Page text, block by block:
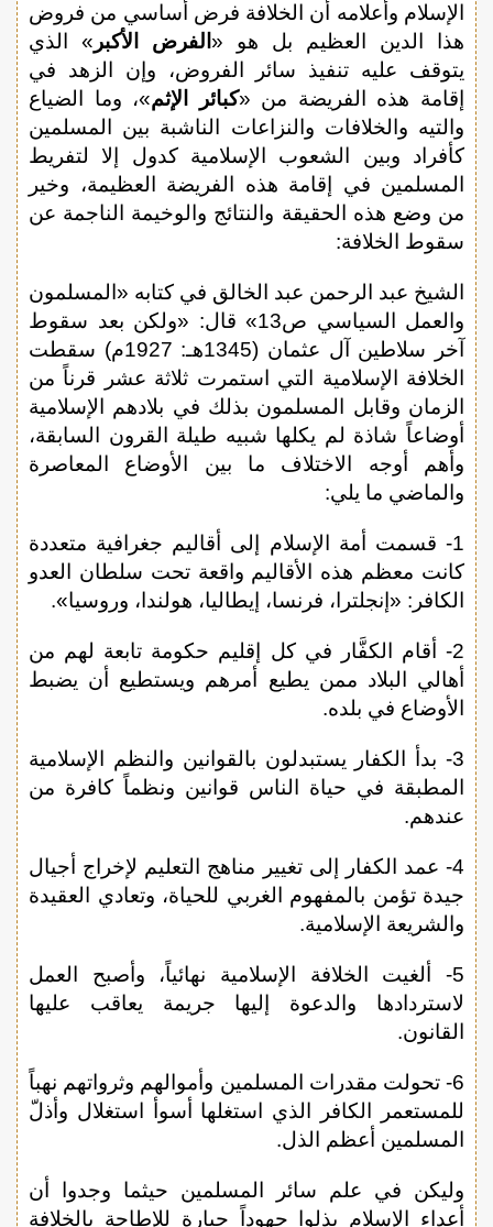
الإسلام وأعلامه أن الخلافة فرض أساسي من فروض
هذا الدين العظيم بل هو « الفرض الأكبر » الذي
يتوقف عليه تنفيذ سائر الفروض، وإن الزهد في
إقامة هذه الفريضة من «كبائر الإثم»، وما الضياع
والتيه والخلافات والنزاعات الناشبة بين المسلمين
كأفراد وبين الشعوب الإسلامية كدول إلا لتفريط
المسلمين في إقامة هذه الفريضة العظيمة، وخير
من وضع هذه الحقيقة والنتائج والوخيمة الناجمة عن
سقوط الخلافة:
الشيخ عبد الرحمن عبد الخالق في كتابه «المسلمون
والعمل السياسي ص13» قال: «ولكن بعد سقوط
آخر سلاطين آل عثمان (1345هـ: 1927م) سقطت
الخلافة الإسلامية التي استمرت ثلاثة عشر قرناً من
الزمان وقابل المسلمون بذلك في بلادهم الإسلامية
أوضاعاً شاذة لم يكلها شبيه طيلة القرون السابقة،
وأهم أوجه الاختلاف ما بين الأوضاع المعاصرة
والماضي ما يلي:
1- قسمت أمة الإسلام إلى أقاليم جغرافية متعددة
كانت معظم هذه الأقاليم واقعة تحت سلطان العدو
الكافر: «إنجلترا، فرنسا، إيطاليا، هولندا، وروسيا».
2- أقام الكفَّار في كل إقليم حكومة تابعة لهم من
أهالي البلاد ممن يطيع أمرهم ويستطيع أن يضبط
الأوضاع في بلده.
3- بدأ الكفار يستبدلون بالقوانين والنظم الإسلامية
المطبقة في حياة الناس قوانين ونظماً كافرة من
عندهم.
4- عمد الكفار إلى تغيير مناهج التعليم لإخراج أجيال
جيدة تؤمن بالمفهوم الغربي للحياة، وتعادي العقيدة
والشريعة الإسلامية.
5- ألغيت الخلافة الإسلامية نهائياً، وأصبح العمل
لاستردادها والدعوة إليها جريمة يعاقب عليها
القانون.
6- تحولت مقدرات المسلمين وأموالهم وثرواتهم نهباً
للمستعمر الكافر الذي استغلها أسوأ استغلال وأذلّ
المسلمين أعظم الذل.
وليكن في علم سائر المسلمين حيثما وجدوا أن
أعداء الإسلام بذلوا جهوداً جبارة للإطاحة بالخلافة